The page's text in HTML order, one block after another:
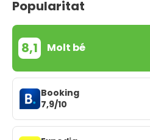
Popularitat
8,1 Molt bé
Booking
7,9/10